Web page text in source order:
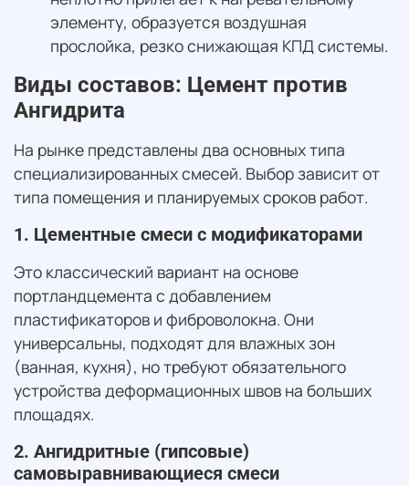
элементу, образуется воздушная
прослойка, резко снижающая КПД системы.
Виды составов: Цемент против
Ангидрита
На рынке представлены два основных типа
специализированных смесей. Выбор зависит от
типа помещения и планируемых сроков работ.
1. Цементные смеси с модификаторами
Это классический вариант на основе
портландцемента с добавлением
пластификаторов и фиброволокна. Они
универсальны, подходят для влажных зон
(ванная, кухня), но требуют обязательного
устройства деформационных швов на больших
площадях.
2. Ангидритные (гипсовые)
самовыравнивающиеся смеси